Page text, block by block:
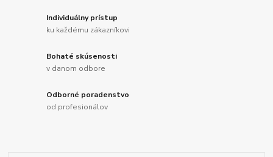
Individuálny prístup
ku každému zákazníkovi
Bohaté skúsenosti
v danom odbore
Odborné poradenstvo
od profesionálov